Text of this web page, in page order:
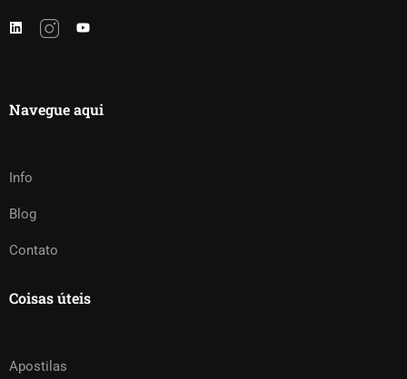
Navegue aqui
Info
Blog
Contato
Coisas úteis
Apostilas